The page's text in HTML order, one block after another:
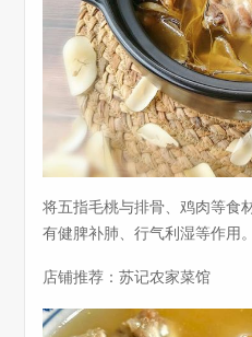
将五指毛桃与排骨、鸡肉等食
有健脾补肺、行气利湿等作用。
店铺推荐：苏记农家菜馆